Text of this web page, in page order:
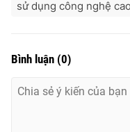
Theo dõi báo trên
Cơ quan chủ quản:
Giấy phép hoạt động
sử dụng công nghệ
Bình luận (0)